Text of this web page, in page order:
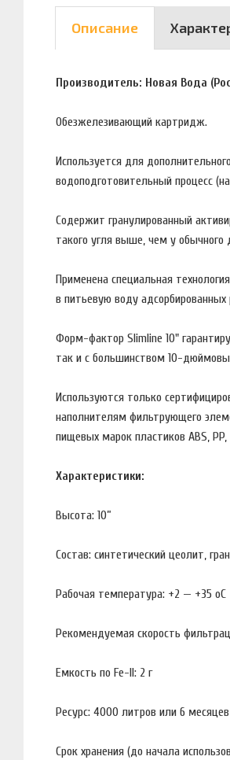
Описание
Производитель: Новая Вода
Обезжелезивающий картридж.
Используется для
водоподготовительный процесс
Содержит гранулированный
такого угля выше, чем у обычного
Применена специальная
в питьевую воду адсорбированных
Форм-фактор Slimline 10"
так и с большинством 10-
Используются только
наполнителям фильтрующего
пищевых марок пластиков ABS, PP,
Характеристики:
Высота: 10”
Состав: синтетический цеолит,
Рабочая температура: +2 — +35 оС
Рекомендуемая скорость
Емкость по Fe-II: 2 г
Ресурс: 4000 литров или 6
Срок хранения (до начала